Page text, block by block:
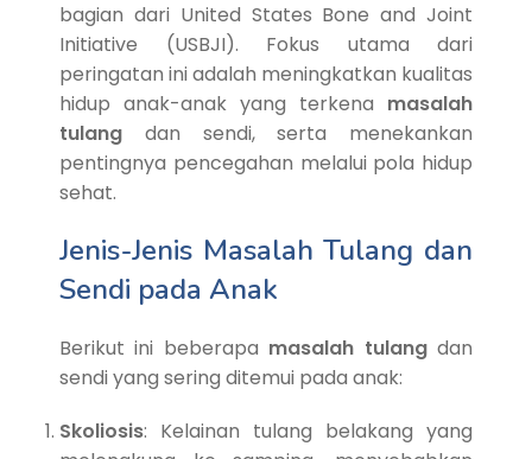
bagian dari United States Bone and Joint
Initiative (USBJI). Fokus utama dari
peringatan ini adalah meningkatkan kualitas
hidup anak-anak yang terkena masalah
tulang dan sendi, serta menekankan
pentingnya pencegahan melalui pola hidup
sehat.
Jenis-Jenis Masalah Tulang dan
Sendi pada Anak
Berikut ini beberapa masalah tulangdan
sendi yang sering ditemui pada anak:
Skoliosis: Kelainan tulang belakang yang